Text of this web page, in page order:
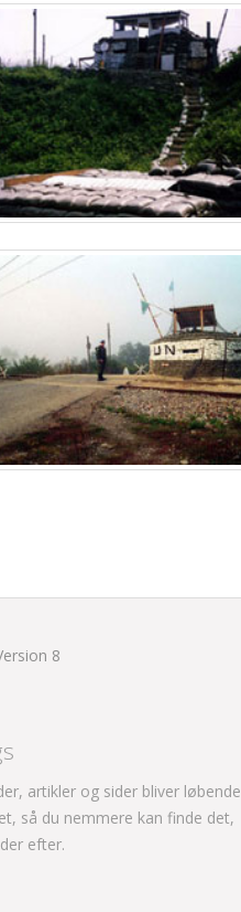
8
artikler og sider bliver løbende
så du nemmere kan finde det,
efter.